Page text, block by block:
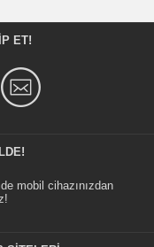
ET!
mobil cihazınızdan